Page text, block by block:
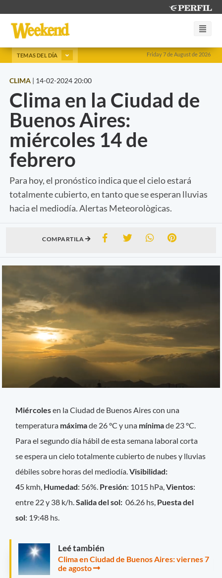
Friday 7 de August de 2026
TEMAS DEL DÍA
CLIMA | 14-02-2024 20:00
Clima en la Ciudad de
Buenos Aires:
miércoles 14 de
febrero
Para hoy, el pronóstico indica que el cielo estará
totalmente cubierto, en tanto que se esperan lluvias
hacia el mediodía. Alertas Meteorològicas.
COMPARTILA
Miércolesen la Ciudad de Buenos Aires con una
temperatura máximade 26 °C y una mínimade 23 °C.
Para el segundo día hábil de esta semana laboral corta
se espera un cielo totalmente cubierto de nubes y lluvias
débiles sobre horas del mediodía.Visibilidad:
45 kmh, Humedad: 56%. Presión: 1015 hPa,Vientos:
entre 22 y 38 k/h.Salida del sol: 06.26 hs, Puesta del
sol: 19:48 hs.
Leé también
Clima en Ciudad de Buenos Aires: viernes 7
de agosto